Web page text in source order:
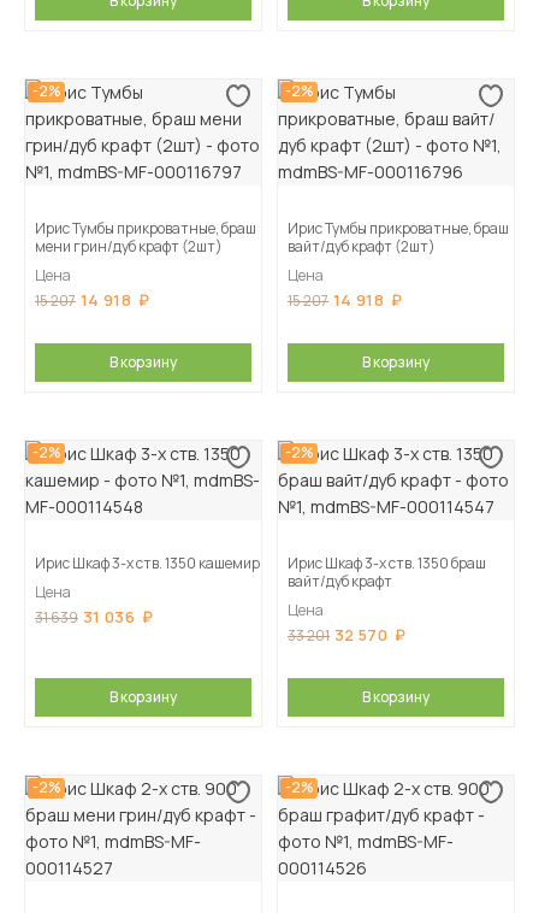
-2%
Ирис Тумбы прикроватные, браш
мени грин/дуб крафт (2шт)
Цена
15 207 14 918
В корзину
-2%
Ирис Тумбы прикроватные, браш
вайт/дуб крафт (2шт)
Цена
15 207 14 918
В корзину
-2%
Ирис Шкаф 3-х ств. 1350 кашемир
Цена
31 639 31 036
В корзину
-2%
Ирис Шкаф 3-х ств. 1350 браш
вайт/дуб крафт
Цена
33 201 32 570
В корзину
-2% -2%